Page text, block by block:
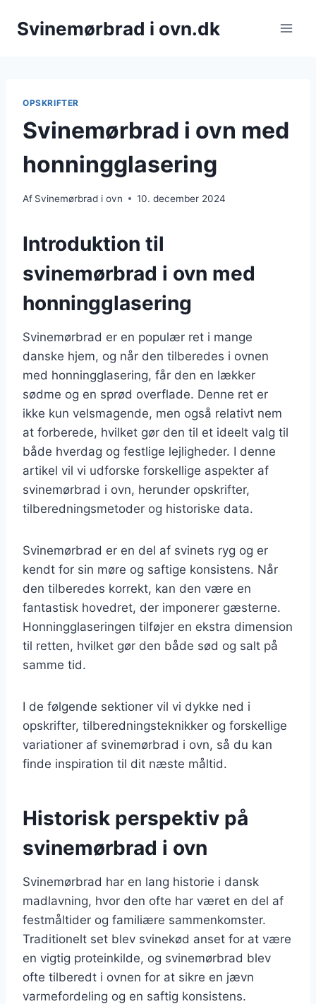
Svinemørbrad i ovn.dk
OPSKRIFTER
Svinemørbrad i ovn med
honningglasering
Af Svinemørbrad i ovn 10. december 2024
Introduktion til
svinemørbrad i ovn med
honningglasering
Svinemørbrad er en populær ret i mange
danske hjem, og når den tilberedes i ovnen
med honningglasering, får den en lækker
sødme og en sprød overflade. Denne ret er
ikke kun velsmagende, men også relativt nem
at forberede, hvilket gør den til et ideelt valg til
både hverdag og festlige lejligheder. I denne
artikel vil vi udforske forskellige aspekter af
svinemørbrad i ovn, herunder opskrifter,
tilberedningsmetoder og historiske data.
Svinemørbrad er en del af svinets ryg og er
kendt for sin møre og saftige konsistens. Når
den tilberedes korrekt, kan den være en
fantastisk hovedret, der imponerer gæsterne.
Honningglaseringen tilføjer en ekstra dimension
til retten, hvilket gør den både sød og salt på
samme tid.
I de følgende sektioner vil vi dykke ned i
opskrifter, tilberedningsteknikker og forskellige
variationer af svinemørbrad i ovn, så du kan
finde inspiration til dit næste måltid.
Historisk perspektiv på
svinemørbrad i ovn
Svinemørbrad har en lang historie i dansk
madlavning, hvor den ofte har været en del af
festmåltider og familiære sammenkomster.
Traditionelt set blev svinekød anset for at være
en vigtig proteinkilde, og svinemørbrad blev
ofte tilberedt i ovnen for at sikre en jævn
varmefordeling og en saftig konsistens.